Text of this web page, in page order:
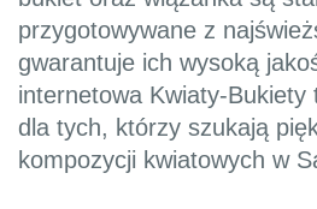
przygotowywane z
gwarantuje ich wysoką
internetowa Kwiaty-Bukiety
dla tych, którzy szukają
kompozycji kwiatowych w